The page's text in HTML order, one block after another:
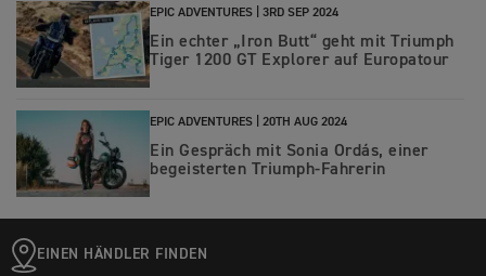
EPIC ADVENTURES | 3RD SEP 2024
Ein echter „Iron Butt“ geht mit Triumph
Tiger 1200 GT Explorer auf Europatour
EPIC ADVENTURES | 20TH AUG 2024
Ein Gespräch mit Sonia Ordás, einer
begeisterten Triumph-Fahrerin
EINEN HÄNDLER FINDEN